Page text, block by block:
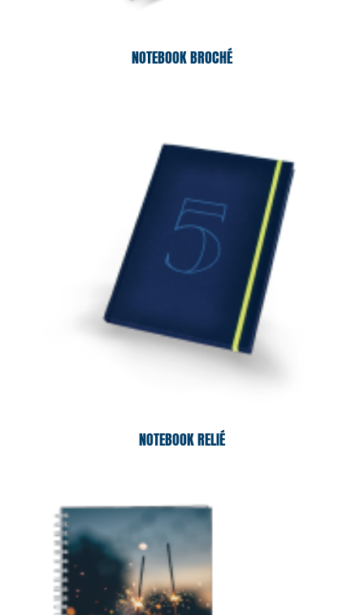
NOTEBOOK BROCHÉ
NOTEBOOK RELIÉ